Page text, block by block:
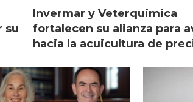
su
Invermar y Veterquimica
fortalecen su alianza para
hacia la acuicultura de